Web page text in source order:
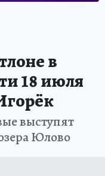
в
18 июля
выступят
Юлово